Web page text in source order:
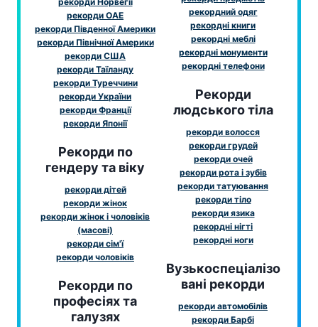
рекорди ОАЕ
рекорди Південної Америки
рекорди Північної Америки
рекорди США
рекорди Таїланду
рекорди Туреччини
рекорди України
рекорди Франції
рекорди Японії
Рекорди по
гендеру та віку
рекорди дітей
рекорди жінок
рекорди жінок і чоловіків
(масові)
рекорди сім'ї
рекорди чоловіків
Рекорди по
професіях та
галузях
рекордний одяг
рекордні книги
рекордні меблі
рекордні монументи
рекордні телефони
Рекорди
людського тіла
рекорди волосся
рекорди грудей
рекорди очей
рекорди рота і зубів
рекорди татуювання
рекорди тіло
рекорди язика
рекордні нігті
рекордні ноги
Вузькоспеціалізо
вані рекорди
рекорди автомобілів
рекорди Барбі